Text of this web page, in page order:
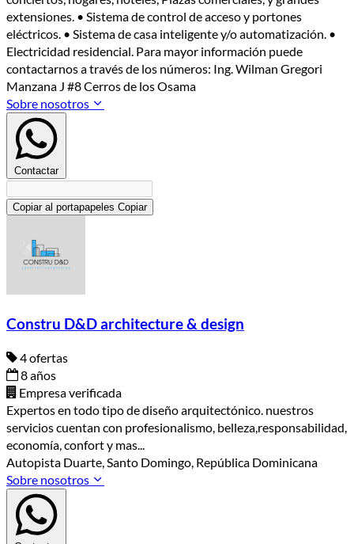
extensiones. • Sistema de control de acceso y portones
eléctricos. • Sistema de casa inteligente y/o automatización. •
Electricidad residencial. Para mayor información puede
contactarnos a través de los números: Ing. Wilman Gregori
Manzana J #8 Cerros de los Osama
Sobre nosotros
Contactar
Copiar al portapapeles Copiar
Constru D&D architecture & design
4 ofertas
8 años
Empresa verificada
Expertos en todo tipo de diseño arquitectónico. nuestros
servicios cuentan con profesionalismo, belleza,responsabilidad,
economía, confort y mas...
Autopista Duarte, Santo Domingo, República Dominicana
Sobre nosotros